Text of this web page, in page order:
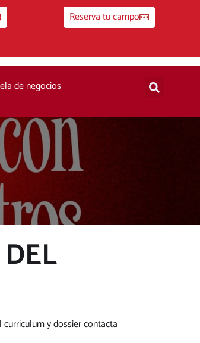
Reserva tu campo
de negocios
y dossier contacta